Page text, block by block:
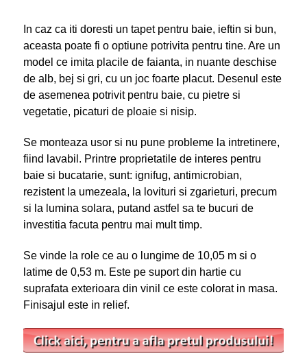
In caz ca iti doresti un tapet pentru baie, ieftin si bun,
aceasta poate fi o optiune potrivita pentru tine. Are un
model ce imita placile de faianta, in nuante deschise
de alb, bej si gri, cu un joc foarte placut. Desenul este
de asemenea potrivit pentru baie, cu pietre si
vegetatie, picaturi de ploaie si nisip.
Se monteaza usor si nu pune probleme la intretinere,
fiind lavabil. Printre proprietatile de interes pentru
baie si bucatarie, sunt: ignifug, antimicrobian,
rezistent la umezeala, la lovituri si zgarieturi, precum
si la lumina solara, putand astfel sa te bucuri de
investitia facuta pentru mai mult timp.
Se vinde la role ce au o lungime de 10,05 m si o
latime de 0,53 m. Este pe suport din hartie cu
suprafata exterioara din vinil ce este colorat in masa.
Finisajul este in relief.